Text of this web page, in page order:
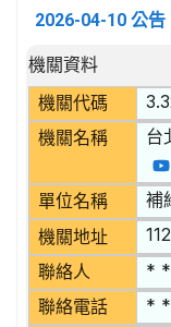
2026-04-10 公告
招標公告詳細內容
機關資料
機關代碼
機關名稱 台
單位名稱 補
機關地址
聯絡人 *
聯絡電話 *